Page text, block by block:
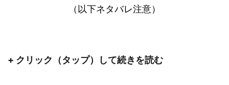
（以下ネタバレ注意）
+ クリック（タップ）して続きを読む